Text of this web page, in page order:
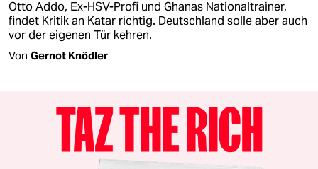
Otto Addo, Ex-HSV-Profi und Ghanas Nationaltrainer,
findet Kritik an Katar richtig. Deutschland solle aber auch
vor der eigenen Tür kehren.
Von Gernot Knödler